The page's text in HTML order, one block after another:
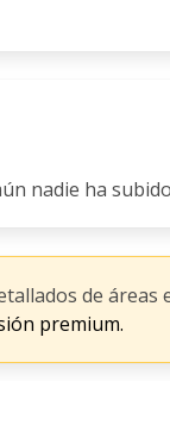
nadie ha
de áreas
premium.